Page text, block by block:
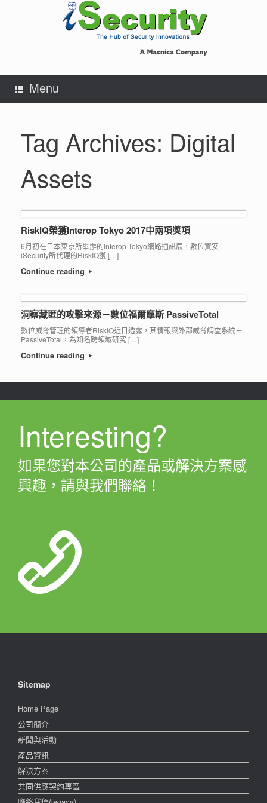
Menu
Tag Archives: Digital
Assets
RiskIQ榮獲Interop Tokyo 2017中兩項獎項
6月初在日本東京所舉辦的Interop Tokyo網路通訊展，數位資安
iSecurity所代理的RiskIQ獲 […]
Continue reading
洞察藏匿的攻擊來源－數位福爾摩斯 PassiveTotal
數位威脅管理的領導者RiskIQ近日透露，其情報與外部威脅調查系統－
PassiveTotal，為知名跨領域研究 […]
Continue reading
Interesting?
如果您對本公司的產品或解決方案感
興趣，請與我們聯絡！
Sitemap
Home Page
公司簡介
新聞與活動
產品資訊
解決方案
共同供應契約專區